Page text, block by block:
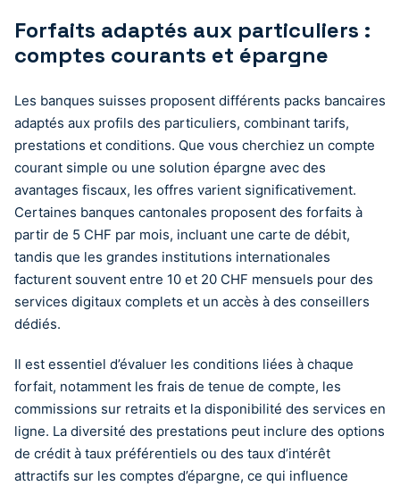
Forfaits adaptés aux particuliers :
comptes courants et épargne
Les banques suisses proposent différents packs bancaires
adaptés aux profils des particuliers, combinant tarifs,
prestations et conditions. Que vous cherchiez un compte
courant simple ou une solution épargne avec des
avantages fiscaux, les offres varient significativement.
Certaines banques cantonales proposent des forfaits à
partir de 5 CHF par mois, incluant une carte de débit,
tandis que les grandes institutions internationales
facturent souvent entre 10 et 20 CHF mensuels pour des
services digitaux complets et un accès à des conseillers
dédiés.
Il est essentiel d’évaluer les conditions liées à chaque
forfait, notamment les frais de tenue de compte, les
commissions sur retraits et la disponibilité des services en
ligne. La diversité des prestations peut inclure des options
de crédit à taux préférentiels ou des taux d’intérêt
attractifs sur les comptes d’épargne, ce qui influence